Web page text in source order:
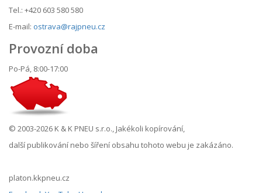
Tel.: +420 603 580 580
E-mail: ostrava@rajpneu.cz
Provozní doba
Po-Pá, 8:00-17:00
© 2003-2026 K & K PNEU s.r.o., Jakékoli kopírování,
další publikování nebo šíření obsahu tohoto webu je zakázáno.
platon.kkpneu.cz